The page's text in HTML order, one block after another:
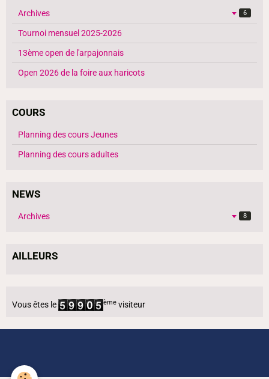
Archives 6
Tournoi mensuel 2025-2026
13ème open de l'arpajonnais
Open 2026 de la foire aux haricots
COURS
Planning des cours Jeunes
Planning des cours adultes
NEWS
Archives 8
AILLEURS
Vous êtes le ème visiteur